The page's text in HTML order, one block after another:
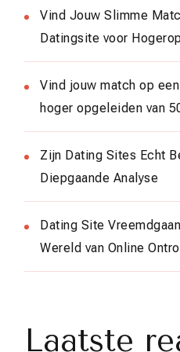
Vind Jouw Slimme
Datingsite voor
Vind jouw match op
hoger opgeleiden van
Zijn Dating Sites Echt
Diepgaande Analyse
Dating Site
Wereld van Online
Laatste